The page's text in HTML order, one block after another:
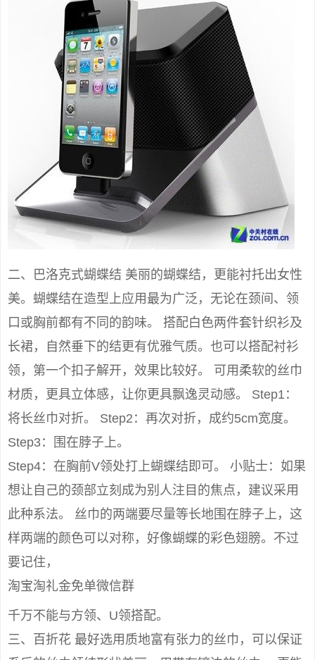
二、巴洛克式蝴蝶结 美丽的蝴蝶结，更能衬托出女性
美。蝴蝶结在造型上应用最为广泛，无论在颈间、领
口或胸前都有不同的韵味。 搭配白色两件套针织衫及
长裙，自然垂下的结更有优雅气质。也可以搭配衬衫
领，第一个扣子解开，效果比较好。 可用柔软的丝巾
材质，更具立体感，让你更具飘逸灵动感。 Step1：
将长丝巾对折。 Step2：再次对折，成约5cm宽度。
Step3：围在脖子上。
Step4：在胸前V领处打上蝴蝶结即可。 小贴士：如果
想让自己的颈部立刻成为别人注目的焦点，建议采用
此种系法。 丝巾的两端要尽量等长地围在脖子上，这
样两端的颜色可以对称，好像蝴蝶的彩色翅膀。不过
要记住，
淘宝淘礼金免单微信群
千万不能与方领、U领搭配。
三、百折花 最好选用质地富有张力的丝巾，可以保证